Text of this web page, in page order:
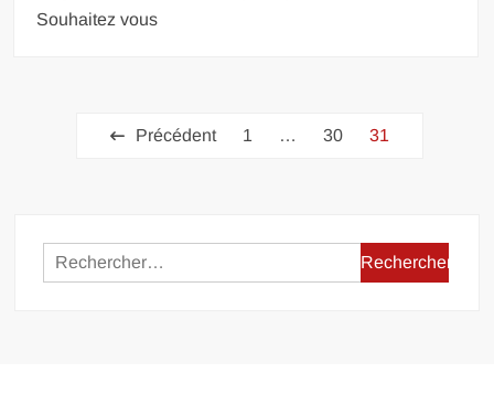
Souhaitez vous
PaginationPrécédent 1 … 30 31
Rechercher :